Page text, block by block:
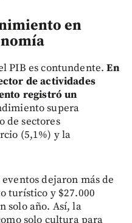
en
PIB es contundente.En
de actividades
registró un
supera
de sectores
(5,1%) y la
dejaron más de
turístico y $27.000
solo año. Así, la
solo cultura para